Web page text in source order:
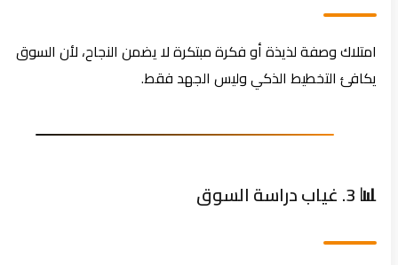
امتلاك وصفة لذيذة أو فكرة مبتكرة لا يضمن النجاح، لأن السوق
يكافئ التخطيط الذكي وليس الجهد فقط.